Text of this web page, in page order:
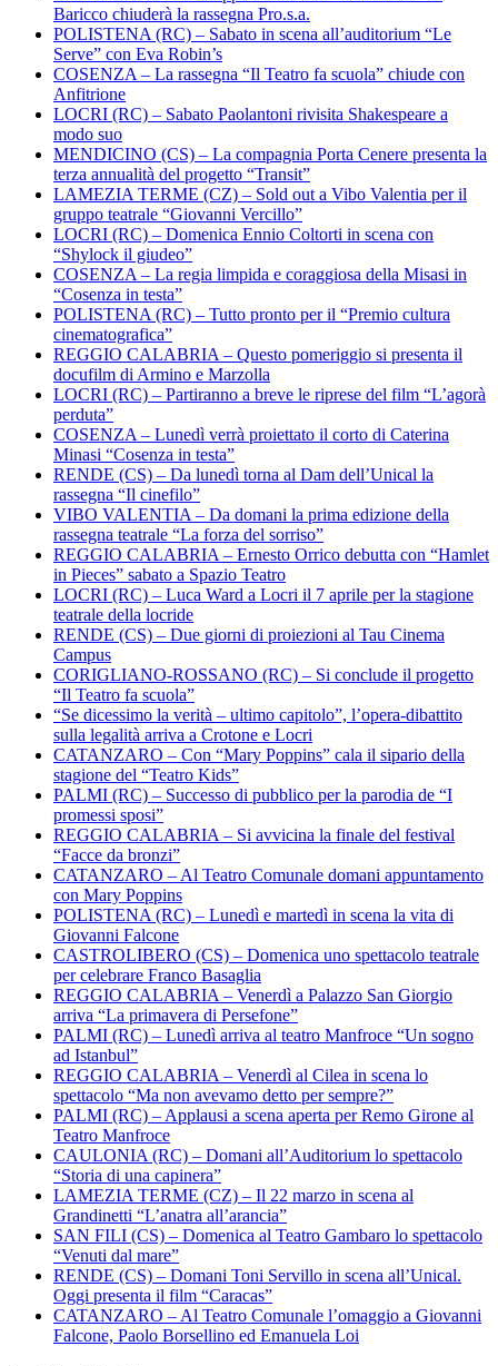
Baricco chiuderà la rassegna Pro.s.a.
POLISTENA (RC) – Sabato in scena all’auditorium “Le
Serve” con Eva Robin’s
COSENZA – La rassegna “Il Teatro fa scuola” chiude con
Anfitrione
LOCRI (RC) – Sabato Paolantoni rivisita Shakespeare a
modo suo
MENDICINO (CS) – La compagnia Porta Cenere presenta la
terza annualità del progetto “Transit”
LAMEZIA TERME (CZ) – Sold out a Vibo Valentia per il
gruppo teatrale “Giovanni Vercillo”
LOCRI (RC) – Domenica Ennio Coltorti in scena con
“Shylock il giudeo”
COSENZA – La regia limpida e coraggiosa della Misasi in
“Cosenza in testa”
POLISTENA (RC) – Tutto pronto per il “Premio cultura
cinematografica”
REGGIO CALABRIA – Questo pomeriggio si presenta il
docufilm di Armino e Marzolla
LOCRI (RC) – Partiranno a breve le riprese del film “L’agorà
perduta”
COSENZA – Lunedì verrà proiettato il corto di Caterina
Minasi “Cosenza in testa”
RENDE (CS) – Da lunedì torna al Dam dell’Unical la
rassegna “Il cinefilo”
VIBO VALENTIA – Da domani la prima edizione della
rassegna teatrale “La forza del sorriso”
REGGIO CALABRIA – Ernesto Orrico debutta con “Hamlet
in Pieces” sabato a Spazio Teatro
LOCRI (RC) – Luca Ward a Locri il 7 aprile per la stagione
teatrale della locride
RENDE (CS) – Due giorni di proiezioni al Tau Cinema
Campus
CORIGLIANO-ROSSANO (RC) – Si conclude il progetto
“Il Teatro fa scuola”
“Se dicessimo la verità – ultimo capitolo”, l’opera-dibattito
sulla legalità arriva a Crotone e Locri
CATANZARO – Con “Mary Poppins” cala il sipario della
stagione del “Teatro Kids”
PALMI (RC) – Successo di pubblico per la parodia de “I
promessi sposi”
REGGIO CALABRIA – Si avvicina la finale del festival
“Facce da bronzi”
CATANZARO – Al Teatro Comunale domani appuntamento
con Mary Poppins
POLISTENA (RC) – Lunedì e martedì in scena la vita di
Giovanni Falcone
CASTROLIBERO (CS) – Domenica uno spettacolo teatrale
per celebrare Franco Basaglia
REGGIO CALABRIA – Venerdì a Palazzo San Giorgio
arriva “La primavera di Persefone”
PALMI (RC) – Lunedì arriva al teatro Manfroce “Un sogno
ad Istanbul”
REGGIO CALABRIA – Venerdì al Cilea in scena lo
spettacolo “Ma non avevamo detto per sempre?”
PALMI (RC) – Applausi a scena aperta per Remo Girone al
Teatro Manfroce
CAULONIA (RC) – Domani all’Auditorium lo spettacolo
“Storia di una capinera”
LAMEZIA TERME (CZ) – Il 22 marzo in scena al
Grandinetti “L’anatra all’arancia”
SAN FILI (CS) – Domenica al Teatro Gambaro lo spettacolo
“Venuti dal mare”
RENDE (CS) – Domani Toni Servillo in scena all’Unical.
Oggi presenta il film “Caracas”
CATANZARO – Al Teatro Comunale l’omaggio a Giovanni
Falcone, Paolo Borsellino ed Emanuela Loi